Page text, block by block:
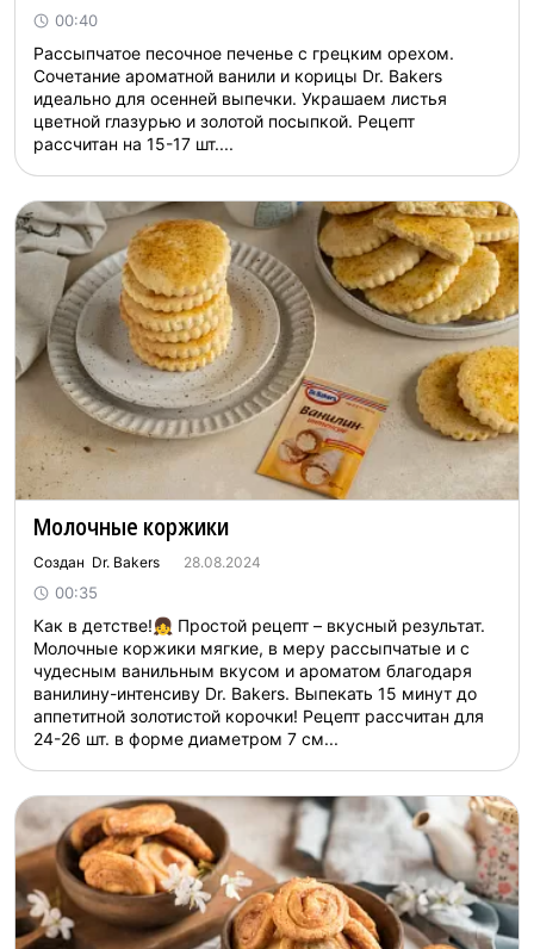
00:40
Рассыпчатое песочное печенье с грецким орехом.
Сочетание ароматной ванили и корицы Dr. Bakers
идеально для осенней выпечки. Украшаем листья
цветной глазурью и золотой посыпкой. Рецепт
рассчитан на 15-17 шт....
Молочные коржики
Создан Dr. Bakers 28.08.2024
00:35
Как в детстве!👧 Простой рецепт – вкусный результат.
Молочные коржики мягкие, в меру рассыпчатые и с
чудесным ванильным вкусом и ароматом благодаря
ванилину-интенсиву Dr. Bakers. Выпекать 15 минут до
аппетитной золотистой корочки! Рецепт рассчитан для
24-26 шт. в форме диаметром 7 см...